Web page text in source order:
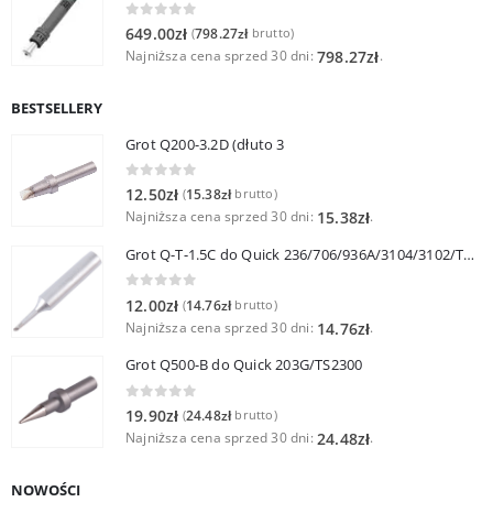
649.00zł (798.27złbrutto)
Najniższa cena sprzed 30 dni: 798.27zł.
BESTSELLERY
Grot Q200-3.2D (dłuto 3
0out of 5
12.50zł (15.38złbrutto)
Najniższa cena sprzed 30 dni: 15.38zł.
Grot Q-T-1.5C do Quick 236/706/936A/3104/3102/TS1100
12.00zł (14.76złbrutto)
Najniższa cena sprzed 30 dni: 14.76zł.
Grot Q500-B do Quick 203G/TS2300
0out of 5
19.90zł (24.48złbrutto)
Najniższa cena sprzed 30 dni: 24.48zł.
NOWOŚCI